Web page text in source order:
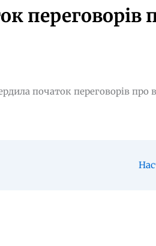
переговорів
початок переговорів про